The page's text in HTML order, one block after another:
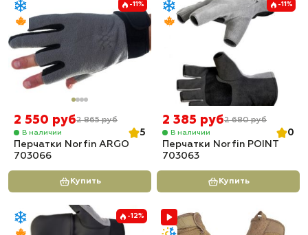
-11%
2 550 руб2 865 руб
В наличии
5
Перчатки Norfin ARGO
703066
Купить
-11%
2 385 руб2 680 руб
В наличии
0
Перчатки Norfin POINT
703063
Купить
-12%